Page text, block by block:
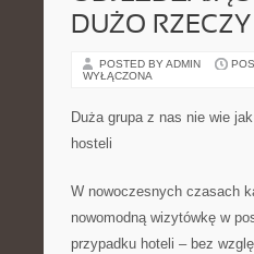
DUŻO RZECZY
POSTED BY ADMIN
WYŁĄCZONA
Duża grupa z nas nie wie
hosteli
W nowoczesnych czasach
nowomodną wizytówkę w
przypadku hoteli – bez